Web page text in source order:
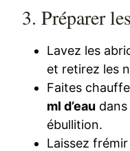
3. Préparer
Lavez les
et retirez les
Faites
ml d’eau
ébullition.
Laissez